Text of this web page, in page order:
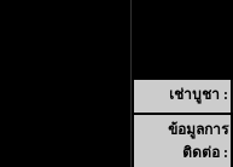
เช่าบูชา :
ข้อมูลการ
ติดต่อ :